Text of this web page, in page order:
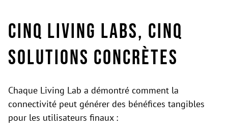
Cinq Living Labs, cinq
solutions concrètes
Chaque Living Lab a démontré comment la
connectivité peut générer des bénéfices tangibles
pour les utilisateurs finaux :